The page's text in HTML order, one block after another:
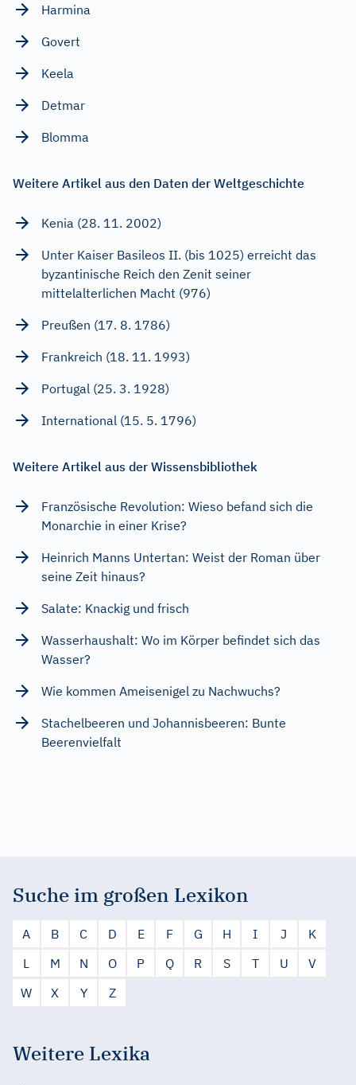
Harmina
Govert
Keela
Detmar
Blomma
Weitere Artikel aus den Daten der Weltgeschichte
Kenia (28. 11. 2002)
Unter Kaiser Basileos II. (bis 1025) erreicht das
byzantinische Reich den Zenit seiner
mittelalterlichen Macht (976)
Preußen (17. 8. 1786)
Frankreich (18. 11. 1993)
Portugal (25. 3. 1928)
International (15. 5. 1796)
Weitere Artikel aus der Wissensbibliothek
Französische Revolution: Wieso befand sich die
Monarchie in einer Krise?
Heinrich Manns Untertan: Weist der Roman über
seine Zeit hinaus?
Salate: Knackig und frisch
Wasserhaushalt: Wo im Körper befindet sich das
Wasser?
Wie kommen Ameisenigel zu Nachwuchs?
Stachelbeeren und Johannisbeeren: Bunte
Beerenvielfalt
Suche im großen Lexikon
A B C D E F G H I J
K
L
M N O P Q R S T U
V
W
X Y Z
Weitere Lexika